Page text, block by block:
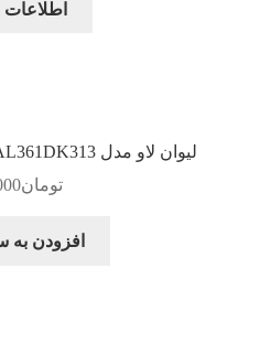
اطلاعات
لیوان لاو مدل LAL361DK313 مجموعه شش عددی
تومان
افزودن به